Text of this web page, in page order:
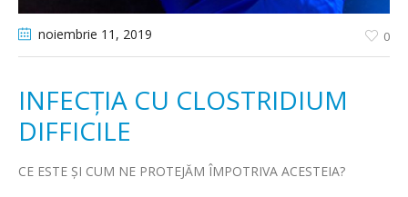
noiembrie 11 , 2019 0
INFECȚIA CU CLOSTRIDIUM
DIFFICILE
CE ESTE ȘI CUM NE PROTEJĂM ÎMPOTRIVA ACESTEIA?